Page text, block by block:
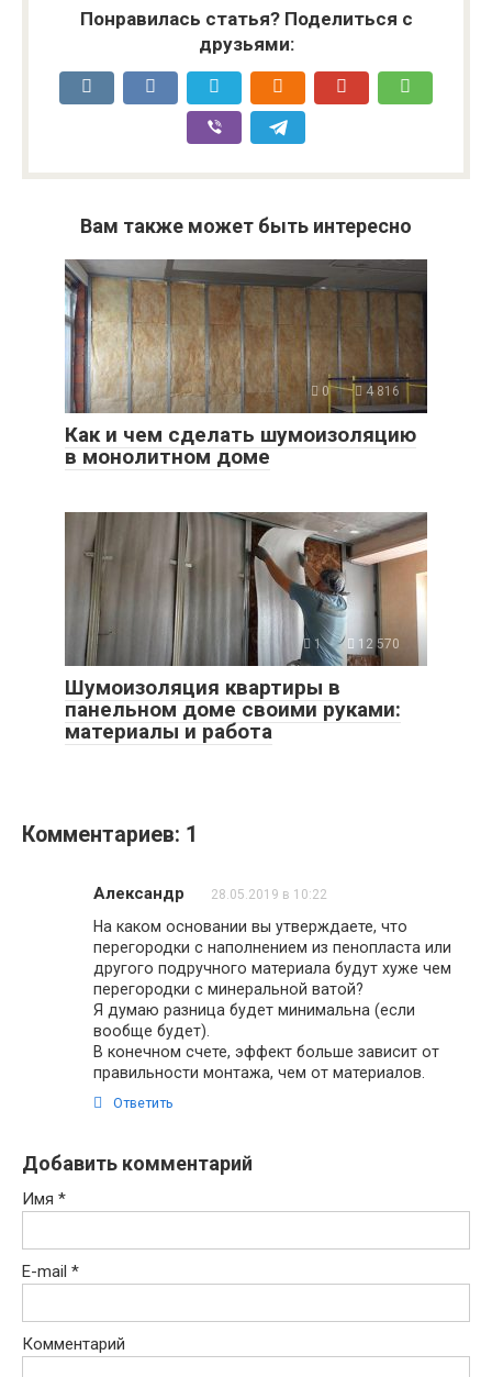
Понравилась статья? Поделиться с
друзьями:
Вам также может быть интересно
0 4 816
Как и чем сделать шумоизоляцию
в монолитном доме
1 12 570
Шумоизоляция квартиры в
панельном доме своими руками:
материалы и работа
Комментариев: 1
Александр 28.05.2019 в 10:22
На каком основании вы утверждаете, что
перегородки с наполнением из пенопласта или
другого подручного материала будут хуже чем
перегородки с минеральной ватой?
Я думаю разница будет минимальна (если
вообще будет).
В конечном счете, эффект больше зависит от
правильности монтажа, чем от материалов.
Ответить
Добавить комментарий
Имя *
E-mail *
Комментарий